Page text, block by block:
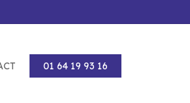
01 64 19 93 16